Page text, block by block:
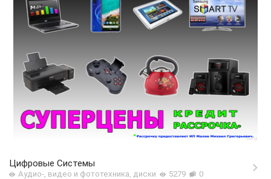
Цифровые Системы
Аудио-, видео и фототехника, диски 5279 0